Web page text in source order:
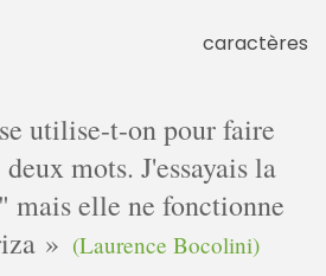
caractères
utilise-t-on pour faire
mots. J'essayais la
mais elle ne fonctionne
(Laurence Bocolini)